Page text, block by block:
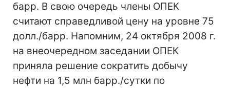
барр. В свою очередь члены ОПЕК
считают справедливой цену на уровне 75
долл./барр. Напомним, 24 октября 2008 г.
на внеочередном заседании ОПЕК
приняла решение сократить добычу
нефти на 1,5 млн барр./сутки по